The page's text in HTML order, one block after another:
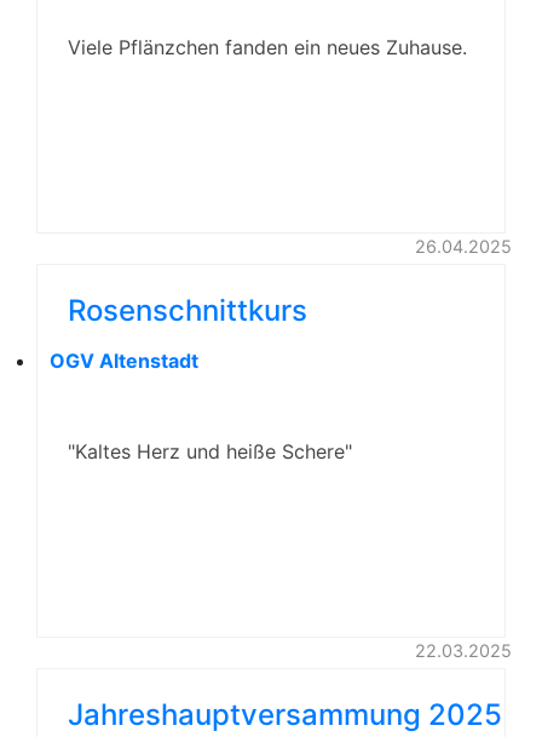
Viele Pflänzchen fanden ein neues Zuhause.
26.04.2025
Rosenschnittkurs
OGV Altenstadt
"Kaltes Herz und heiße Schere"
22.03.2025
Jahreshauptversammung 2025